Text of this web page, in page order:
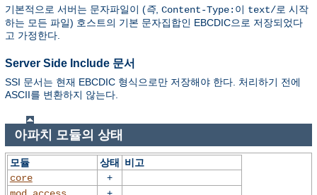
기본적으로 서버는 문자파일이 (즉, Content-Type: 이 text/로 시작
하는 모든 파일) 호스트의 기본 문자집합인 EBCDIC으로 저장되었다
고 가정한다.
Server Side Include 문서
SSI 문서는 현재 EBCDIC 형식으로만 저장해야 한다. 처리하기 전에
ASCII를 변환하지 않는다.
아파치 모듈의 상태
모듈 상태
비고
core
+
+